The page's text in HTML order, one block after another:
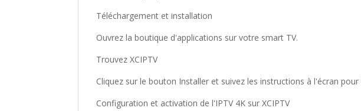
Téléchargement et installation
Ouvrez la boutique d'applications sur votre smart TV.
Trouvez XCIPTV
Cliquez sur le bouton Installer et suivez les instructions à l'écran
Configuration et activation de l'IPTV 4K sur XCIPTV